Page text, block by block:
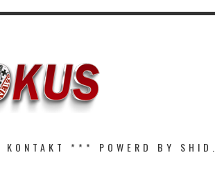
KONTAKT *** POWERD BY SHID.